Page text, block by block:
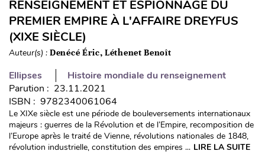
RENSEIGNEMENT ET ESPIONNAGE DU
PREMIER EMPIRE À L'AFFAIRE DREYFUS
(XIXE SIÈCLE)
Auteur(s) : Denécé Éric, Léthenet Benoît
Ellipses
Histoire mondiale du renseignement
Parution : 23.11.2021
ISBN : 9782340061064
Le XIXe siècle est une période de bouleversements internationaux
majeurs : guerres de la Révolution et de l’Empire, recomposition de
l’Europe après le traité de Vienne, révolutions nationales de 1848,
révolution industrielle, constitution des empires ... LIRE LA SUITE